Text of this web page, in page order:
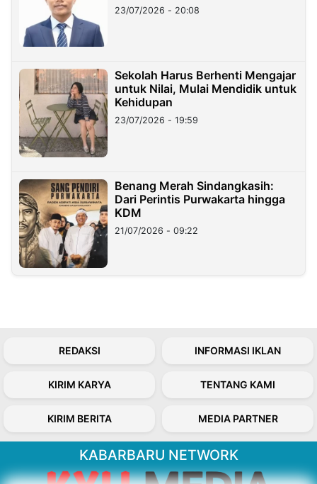
23/07/2026 - 20:08
Sekolah Harus Berhenti Mengajar
untuk Nilai, Mulai Mendidik untuk
Kehidupan
23/07/2026 - 19:59
Benang Merah Sindangkasih:
Dari Perintis Purwakarta hingga
KDM
21/07/2026 - 09:22
REDAKSI INFORMASI IKLAN
KIRIM KARYA TENTANG KAMI
KIRIM BERITA MEDIA PARTNER
KABARBARU NETWORK